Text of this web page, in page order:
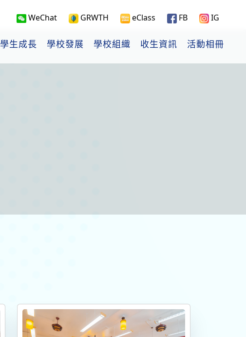
WeChat GRWTH eClass FB IG
學生成長 學校發展 學校組織 收生資訊 活動相冊